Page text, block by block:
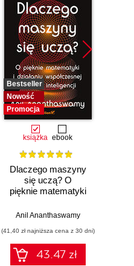
Bestseller
Nowość
Promocja
książka ebook
Dlaczego maszyny
się uczą? O
pięknie matematyki
współczesnej
inteligencji
Anil Ananthaswamy
(41,40 zł najniższa cena z 30 dni)
43.47 zł